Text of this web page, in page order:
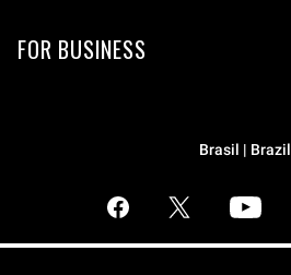
FOR BUSINESS
Brasil | Brazil